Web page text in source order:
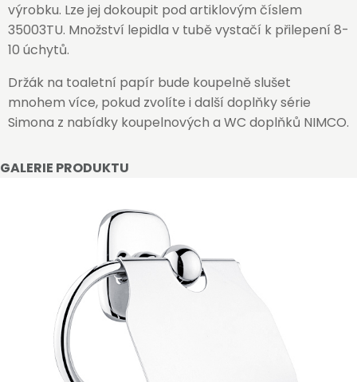
GALERIE PRODUKTU
výrobku. Lze jej dokoupit pod artiklovým číslem
35003TU. Množství lepidla v tubě vystačí k přilepení 8-
10 úchytů.
Držák na toaletní papír bude koupelně slušet
mnohem více, pokud zvolíte i další doplňky série
Simona z nabídky koupelnových a WC doplňků NIMCO.